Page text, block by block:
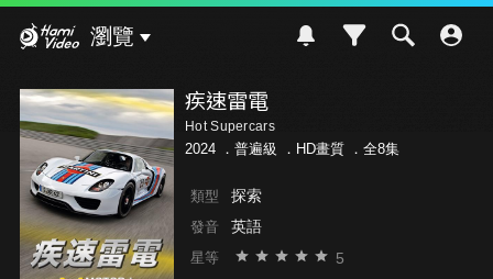
瀏覽
疾速雷電
Hot Supercars
2024 ． 普遍級 ．HD畫質 ．全8集
類型 探索
發音 英語
星等 5